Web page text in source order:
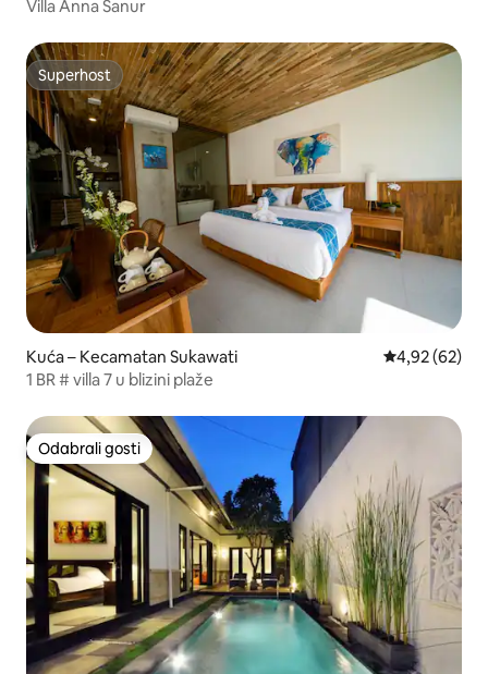
Villa Anna Sanur
Superhost
Superhost
Kuća – Kecamatan Sukawati Prosječna
4,92 (62)
1 BR # villa 7 u blizini plaže
Odabrali gosti
Odabrali gosti